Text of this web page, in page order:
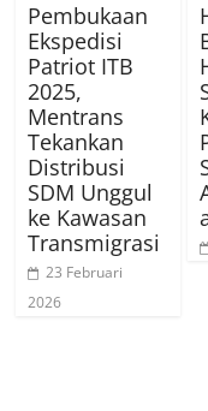
Pembukaan
Ekspedisi
Patriot ITB
2025,
Mentrans
Tekankan
Distribusi
SDM Unggul
ke Kawasan
Transmigrasi
23 Februari
2026